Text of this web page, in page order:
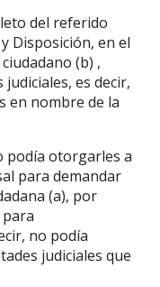
del referido
Disposición, en el
(b) ,
es decir,
en nombre de la
podía otorgarles a
para demandar
(a), por
no podía
judiciales que